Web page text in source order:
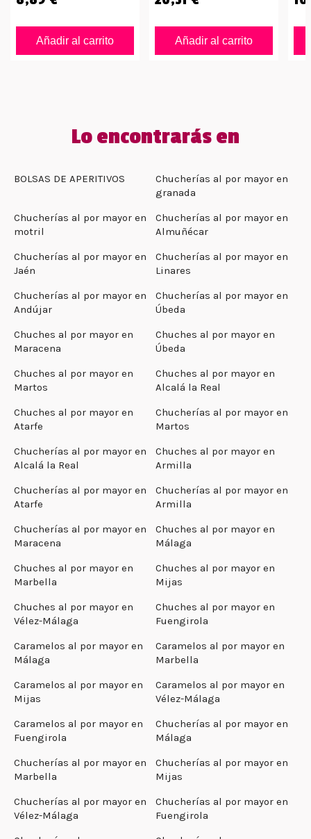
Añadir al carrito Añadir al carrito
Lo encontrarás en
BOLSAS DE APERITIVOS
Chucherías al por mayor en
granada
Chucherías al por mayor en
motril
Chucherías al por mayor en
Almuñécar
Chucherías al por mayor en
Jaén
Chucherías al por mayor en
Linares
Chucherías al por mayor en
Andújar
Chucherías al por mayor en
Úbeda
Chuches al por mayor en
Maracena
Chuches al por mayor en
Úbeda
Chuches al por mayor en
Martos
Chuches al por mayor en
Alcalá la Real
Chuches al por mayor en
Atarfe
Chucherías al por mayor en
Martos
Chucherías al por mayor en
Alcalá la Real
Chuches al por mayor en
Armilla
Chucherías al por mayor en
Atarfe
Chucherías al por mayor en
Armilla
Chucherías al por mayor en
Maracena
Chuches al por mayor en
Málaga
Chuches al por mayor en
Marbella
Chuches al por mayor en
Mijas
Chuches al por mayor en
Vélez-Málaga
Chuches al por mayor en
Fuengirola
Caramelos al por mayor en
Málaga
Caramelos al por mayor en
Marbella
Caramelos al por mayor en
Mijas
Caramelos al por mayor en
Vélez-Málaga
Caramelos al por mayor en
Fuengirola
Chucherías al por mayor en
Málaga
Chucherías al por mayor en
Marbella
Chucherías al por mayor en
Mijas
Chucherías al por mayor en
Vélez-Málaga
Chucherías al por mayor en
Fuengirola